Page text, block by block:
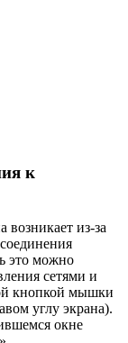
к
возникает из-за
это можно
сетями и
кнопкой мышки
углу экрана).
окне